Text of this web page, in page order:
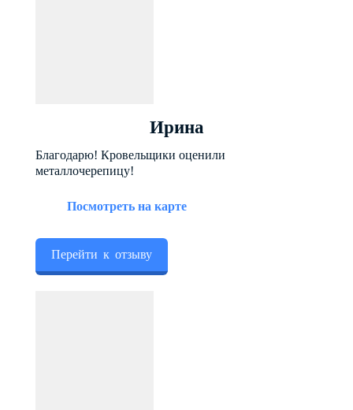
Ирина
Благодарю! Кровельщики оценили
металлочерепицу!
Посмотреть на карте
Перейти к отзыву